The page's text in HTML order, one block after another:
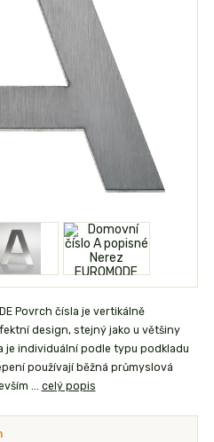
Povrch čísla je vertikálně
design, stejný jako u většiny
je individuální podle typu podkladu
používají běžná průmyslová
... celý popis